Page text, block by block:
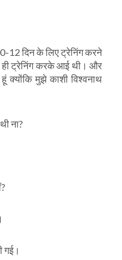
12 दिन के लिए ट्रेनिंग करने
ही ट्रेनिंग करके आई थी। और
क्योंकि मुझे काशी विश्वनाथ
ना?
गई।